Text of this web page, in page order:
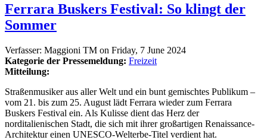
Ferrara Buskers Festival: So klingt der
Sommer
Verfasser: Maggioni TM on Friday, 7 June 2024
Kategorie der Pressemeldung: Freizeit
Mitteilung:
Straßenmusiker aus aller Welt und ein bunt gemischtes Publikum –
vom 21. bis zum 25. August lädt Ferrara wieder zum Ferrara
Buskers Festival ein. Als Kulisse dient das Herz der
norditalienischen Stadt, die sich mit ihrer großartigen Renaissance-
Architektur einen UNESCO-Welterbe-Titel verdient hat.